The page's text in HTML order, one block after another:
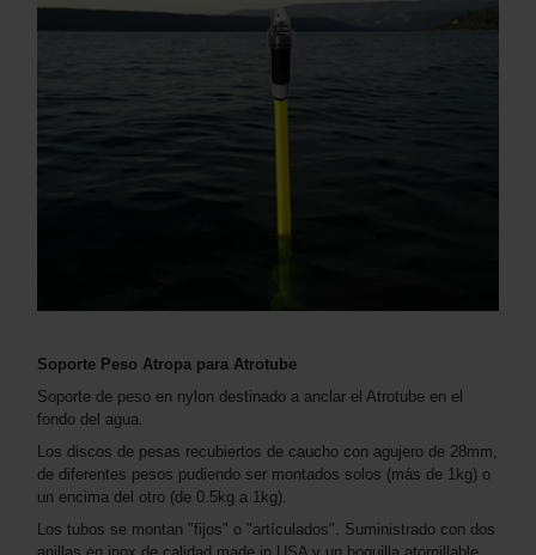
Soporte Peso Atropa para Atrotube
Soporte de peso en nylon destinado a anclar el Atrotube en el
fondo del agua.
Los discos de pesas recubiertos de caucho con agujero de 28mm,
de diferentes pesos pudiendo ser montados solos (más de 1kg) o
un encima del otro (de 0.5kg a 1kg).
Los tubos se montan "fijos" o "artículados". Suministrado con dos